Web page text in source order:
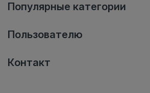
Популярные категории
Пользователю
Контакт